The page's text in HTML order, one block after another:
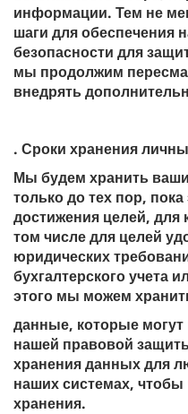
информации. Тем не
шаги для обеспечения
безопасности для
мы продолжим
внедрять
. Сроки хранения
Мы будем хранить
только до тех пор,
достижения целей,
том числе для целей
юридических
бухгалтерского учета
этого мы можем
данные, которые
нашей правовой
хранения данных для
наших системах,
хранения.